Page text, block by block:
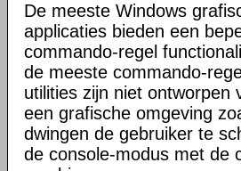
De meeste Windows
applicaties bieden een
commando-regel
de meeste commando-
utilities zijn niet ontworpen
een grafische omgeving
dwingen de gebruiker te
de console-modus met de